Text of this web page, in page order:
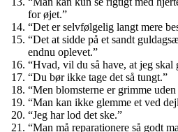
for øjet.”
“Det er selvfølgelig langt mere
“Det at sidde på et sandt
endnu oplevet.”
“Hvad, vil du så have, at jeg skal
“Du bør ikke tage det så tungt.”
“Men blomsterne er grimme uden
“Man kan ikke glemme et ved
“Jeg har lod det ske.”
“Man må reparationere så godt